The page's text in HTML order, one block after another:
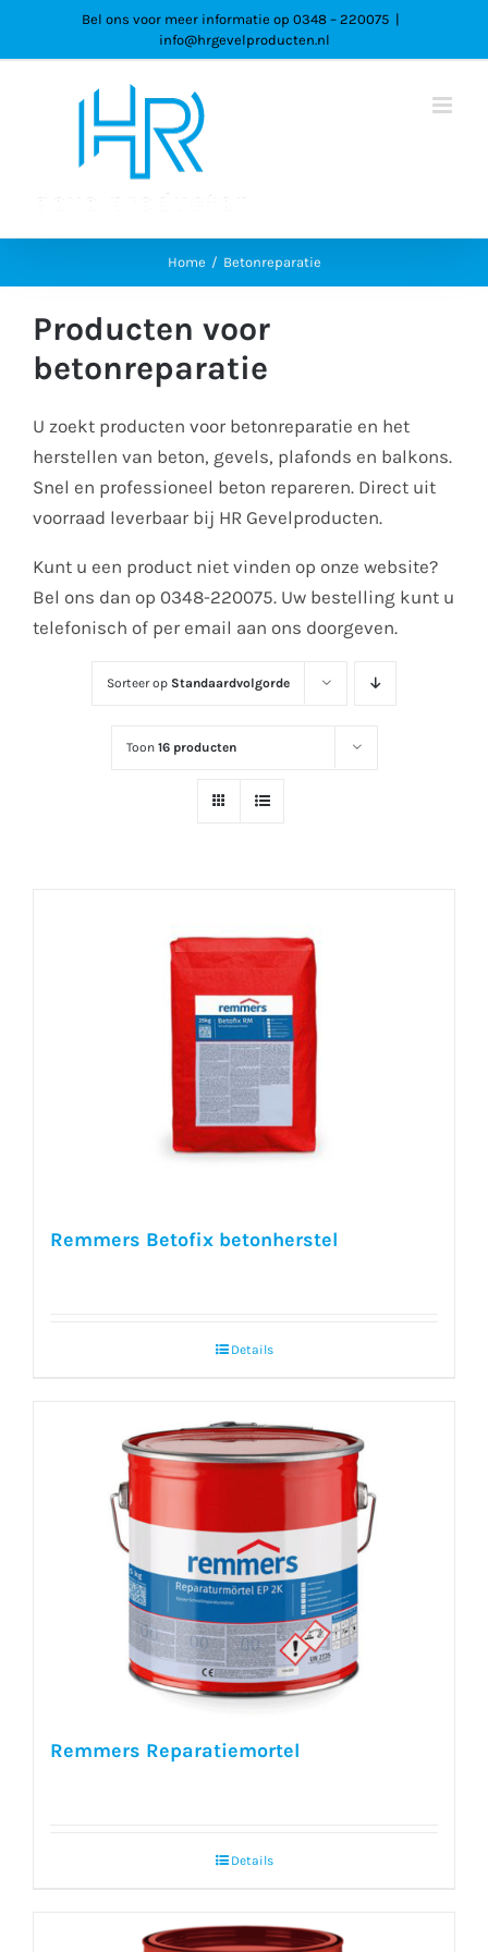
Bel ons voor meer informatie op 0348 – 220075 |
info@hrgevelproducten.nl
Home Betonreparatie
Producten voor
betonreparatie
U zoekt producten voor betonreparatie en het
herstellen van beton, gevels, plafonds en balkons.
Snel en professioneel beton repareren. Direct uit
voorraad leverbaar bij HR Gevelproducten.
Kunt u een product niet vinden op onze website?
Bel ons dan op 0348-220075. Uw bestelling kunt u
telefonisch of per email aan ons doorgeven.
Sorteer op Standaardvolgorde
Toon 16 producten
Remmers Betofix betonherstel
Details
Remmers Reparatiemortel
Details